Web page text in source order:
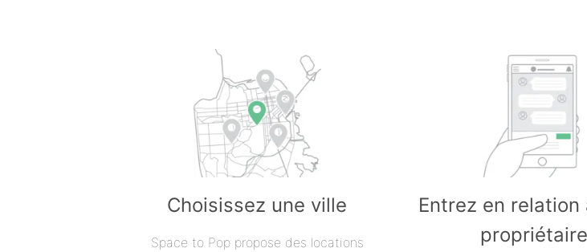
Choisissez une ville
Space to Pop propose des locations
Entrez en relation